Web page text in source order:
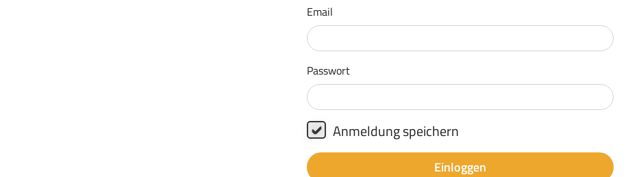
Email
Passwort
Anmeldung speichern
Einloggen